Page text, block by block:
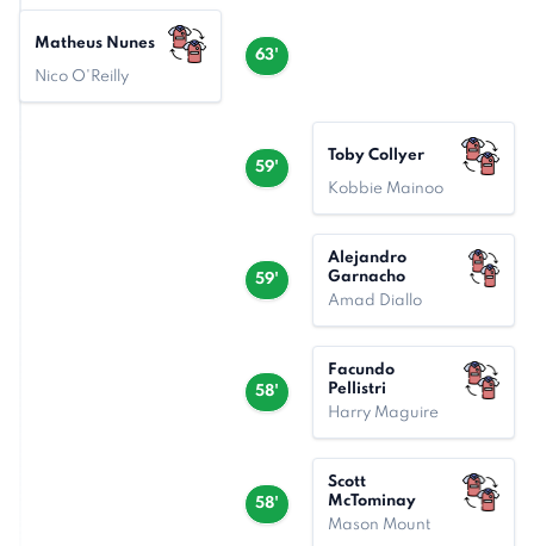
63'
Matheus Nunes
Nico O'Reilly
59'
Toby Collyer
Kobbie Mainoo
59'
Alejandro
Garnacho
Amad Diallo
58'
Facundo
Pellistri
Harry Maguire
58'
Scott
McTominay
Mason Mount